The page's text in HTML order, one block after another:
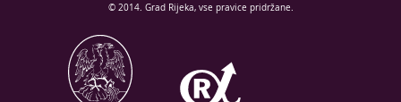
© 2014. Grad Rijeka, vse pravice pridržane.